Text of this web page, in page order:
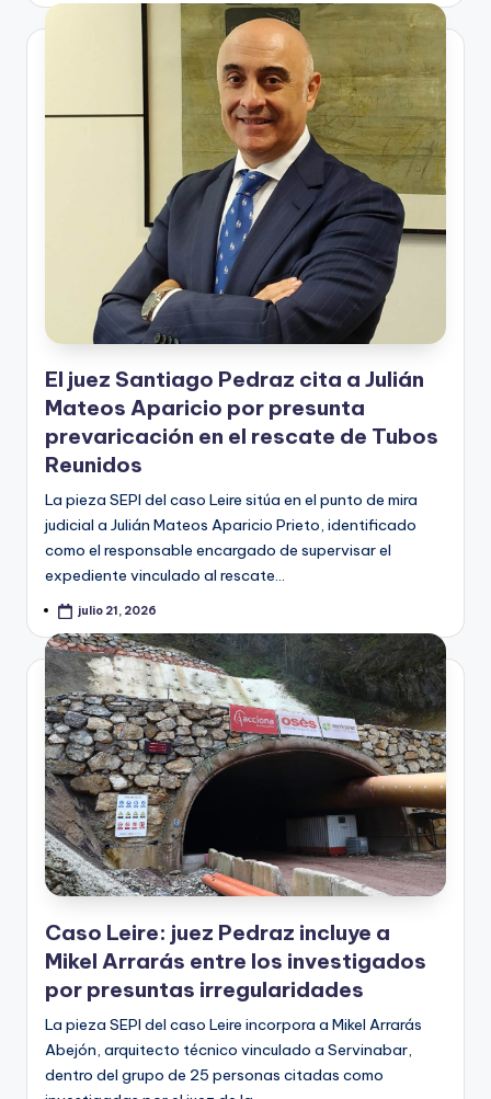
El juez Santiago Pedraz cita a Julián
Mateos Aparicio por presunta
prevaricación en el rescate de Tubos
Reunidos
La pieza SEPI del caso Leire sitúa en el punto de mira
judicial a Julián Mateos Aparicio Prieto, identificado
como el responsable encargado de supervisar el
expediente vinculado al rescate…
julio 21, 2026
Caso Leire: juez Pedraz incluye a
Mikel Arrarás entre los investigados
por presuntas irregularidades
La pieza SEPI del caso Leire incorpora a Mikel Arrarás
Abejón, arquitecto técnico vinculado a Servinabar,
dentro del grupo de 25 personas citadas como